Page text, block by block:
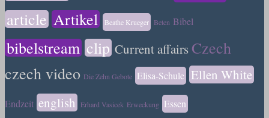
article Artikel Beathe Krueger Beten Bibel
bibelstream clip Current affairs Czech
czech video Die Zehn Gebote Elisa-Schule Ellen White
Endzeit english Erhard Vasicek Erweckung Essen